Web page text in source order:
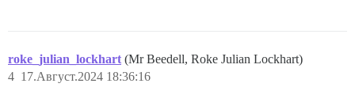
1. > Номер лицензии
1. > Дата истечения срока
#### **УДОСТОВЕРЕНИЕ ЛИЧНОСТИ
1. > Полное имя
roke_julian_lockhart (Mr Beedell, Roke Julian Lockhart)
17.Август.2024 18:36:16
4